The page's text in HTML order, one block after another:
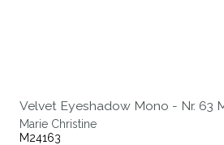
Velvet Eyeshadow Mono - Nr. 63
Marie Christine
M24163